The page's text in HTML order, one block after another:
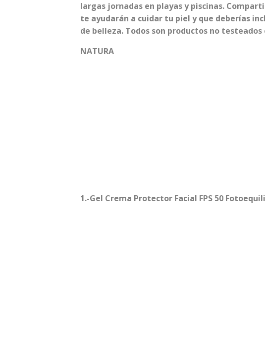
largas jornadas en playas y piscinas.
te ayudarán a cuidar tu piel y que deberías
de belleza. Todos son productos no testeados
NATURA
1.-Gel Crema Protector Facial FPS 50